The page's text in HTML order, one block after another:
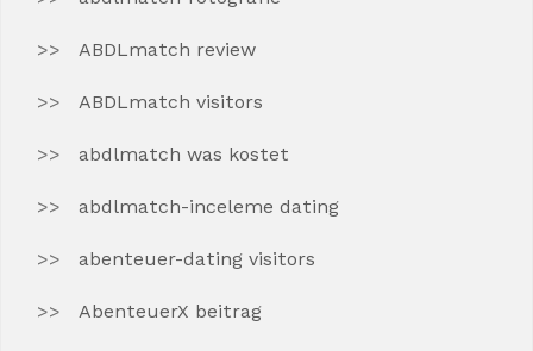
ABDLmatch review
ABDLmatch visitors
abdlmatch was kostet
abdlmatch-inceleme dating
abenteuer-dating visitors
AbenteuerX beitrag